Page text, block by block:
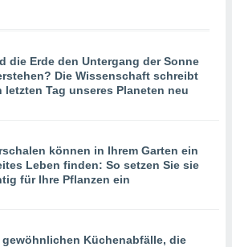
die Erde den Untergang der Sonne
Die Wissenschaft schreibt
letzten Tag unseres Planeten neu
können in Ihrem Garten ein
Leben finden: So setzen Sie sie
für Ihre Pflanzen ein
gewöhnlichen Küchenabfälle, die